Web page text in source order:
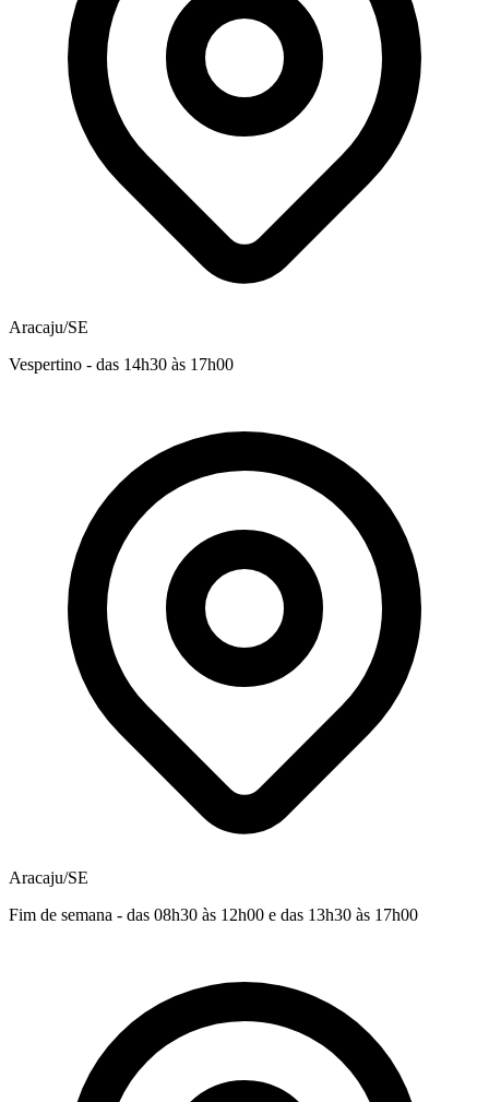
Aracaju/SE
Vespertino - das 14h30 às 17h00
Aracaju/SE
Fim de semana - das 08h30 às 12h00 e das 13h30 às 17h00